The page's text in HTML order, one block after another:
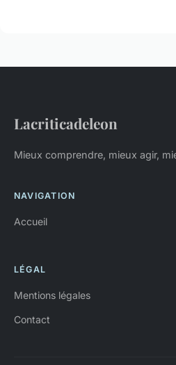
Lacriticadeleon
Mieux comprendre, mieux agir,
NAVIGATION
Accueil
LÉGAL
Mentions légales
Contact